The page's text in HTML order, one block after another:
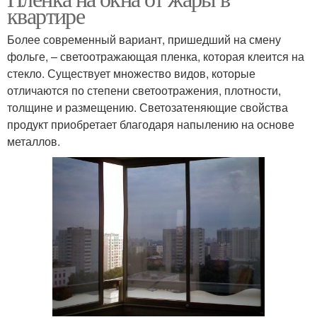
квартире
Более современный вариант, пришедший на смену
фольге, – светоотражающая пленка, которая клеится на
стекло. Существует множество видов, которые
отличаются по степени светоотражения, плотности,
толщине и размещению. Светозатеняющие свойства
продукт приобретает благодаря напылению на основе
металлов.